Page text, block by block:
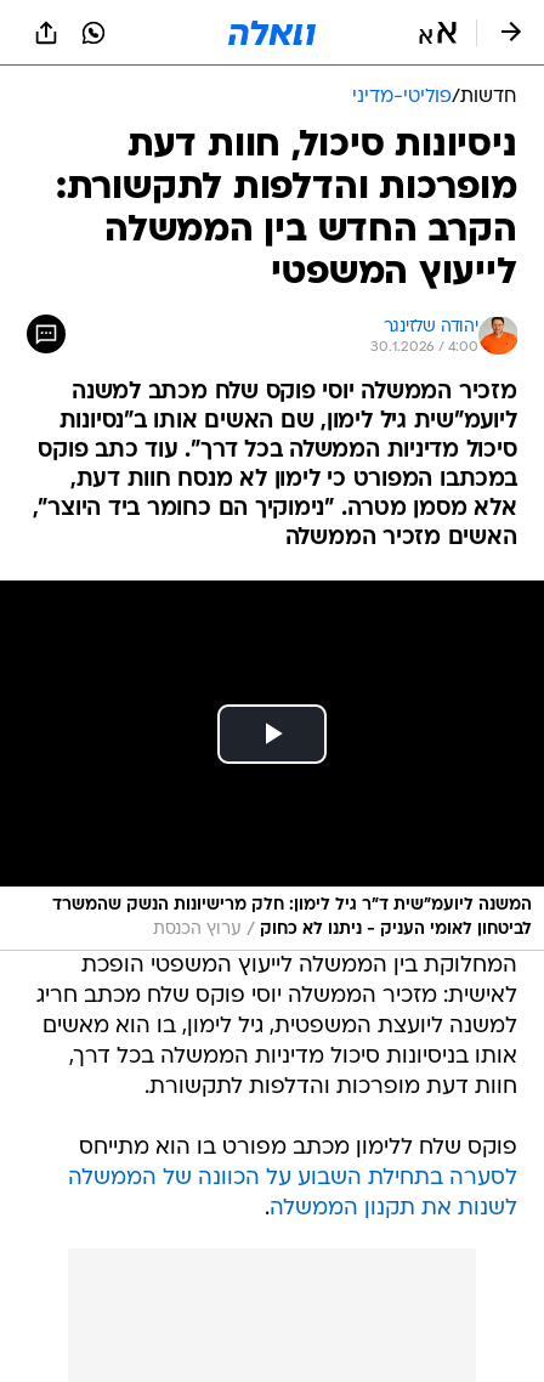
חדשות/פוליטי-מדיני
ניסיונות סיכול, חוות דעת
מופרכות והדלפות לתקשורת:
הקרב החדש בין הממשלה
לייעוץ המשפטי
יהודה שלזינגר
30.1.2026 / 4:00
מזכיר הממשלה יוסי פוקס שלח מכתב למשנה
ליועמ"שית גיל לימון, שם האשים אותו ב"נסיונות
סיכול מדיניות הממשלה בכל דרך". עוד כתב פוקס
במכתבו המפורט כי לימון לא מנסח חוות דעת,
אלא מסמן מטרה. "נימוקיך הם כחומר ביד היוצר",
האשים מזכיר הממשלה
המשנה ליועמ"שית ד"ר גיל לימון: חלק מרישיונות הנשק שהמשרד
לביטחון לאומי העניק - ניתנו לא כחוק / ערוץ הכנסת
המחלוקת בין הממשלה לייעוץ המשפטי הופכת
לאישית: מזכיר הממשלה יוסי פוקס שלח מכתב חריג
למשנה ליועצת המשפטית, גיל לימון, בו הוא מאשים
אותו בניסיונות סיכול מדיניות הממשלה בכל דרך,
חוות דעת מופרכות והדלפות לתקשורת.
פוקס שלח ללימון מכתב מפורט בו הוא מתייחס
לסערה בתחילת השבוע על הכוונה של הממשלה
לשנות את תקנון הממשלה.